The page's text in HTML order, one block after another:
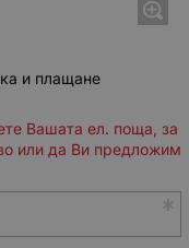
и плащане
Вашата ел. поща, за
или да Ви предложим